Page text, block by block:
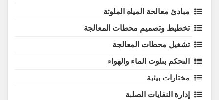
مبادئ معالجة المياه الملوثة
تخطيط وتصميم محطات المعالجة
تشغيل محطات المعالجة
التحكم بتلوث الماء والهواء
مختارات بيئية
إدارة النفايات الصلبة